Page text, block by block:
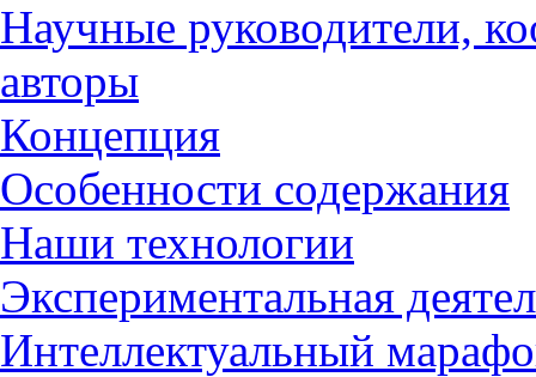
Научные руководители,
авторы
Концепция
Особенности содержания
Наши технологии
Экспериментальная
Интеллектуальный